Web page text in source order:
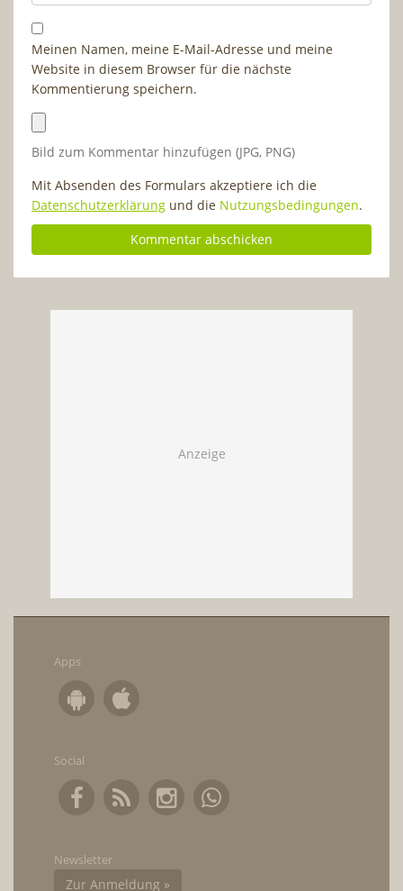
Meinen Namen, meine E-Mail-Adresse und meine
Website in diesem Browser für die nächste
Kommentierung speichern.
Bild zum Kommentar hinzufügen (JPG, PNG)
Mit Absenden des Formulars akzeptiere ich die
Datenschutzerklärung und die Nutzungsbedingungen.
Apps
Social
Newsletter
Zur Anmeldung »